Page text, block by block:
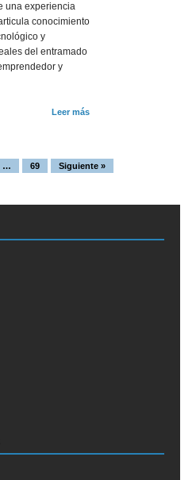
una experiencia
conocimiento
y
del entramado
y
Leer más
… 69 Siguiente »